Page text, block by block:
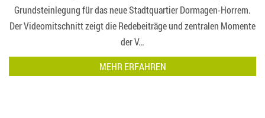
Grundsteinlegung für das neue Stadtquartier Dormagen-Horrem.
Der Videomitschnitt zeigt die Redebeiträge und zentralen Momente
der V…
MEHR ERFAHREN